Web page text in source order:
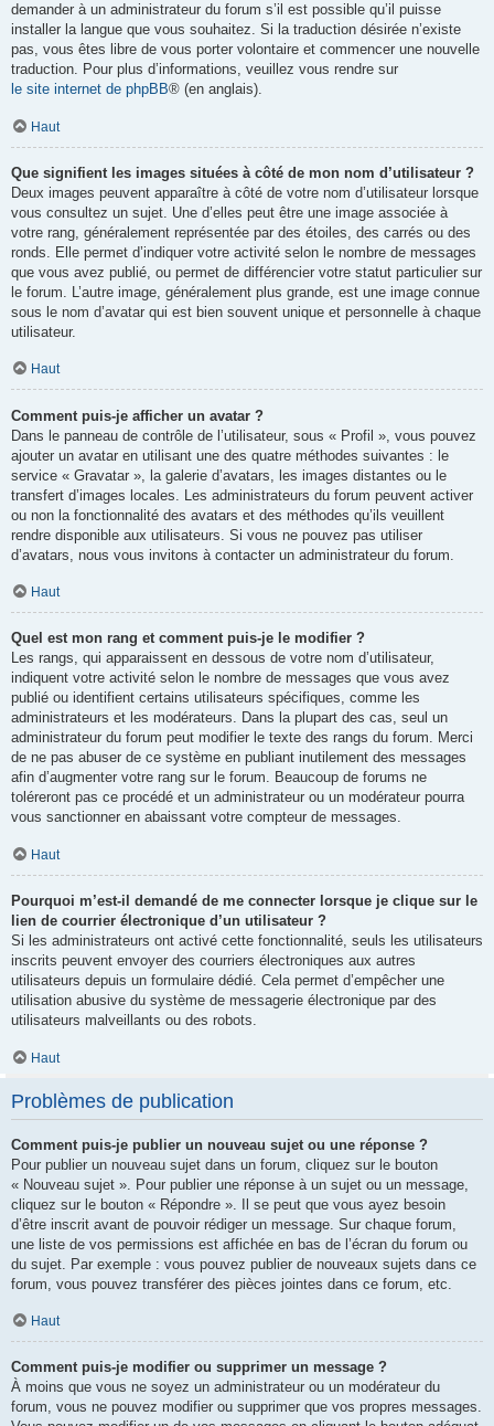
demander à un administrateur du forum s’il est possible qu’il puisse
installer la langue que vous souhaitez. Si la traduction désirée n’existe
pas, vous êtes libre de vous porter volontaire et commencer une nouvelle
traduction. Pour plus d’informations, veuillez vous rendre sur
le site internet de phpBB® (en anglais).
Haut
Que signifient les images situées à côté de mon nom d’utilisateur ?
Deux images peuvent apparaître à côté de votre nom d’utilisateur lorsque
vous consultez un sujet. Une d’elles peut être une image associée à
votre rang, généralement représentée par des étoiles, des carrés ou des
ronds. Elle permet d’indiquer votre activité selon le nombre de messages
que vous avez publié, ou permet de différencier votre statut particulier sur
le forum. L’autre image, généralement plus grande, est une image connue
sous le nom d’avatar qui est bien souvent unique et personnelle à chaque
utilisateur.
Haut
Comment puis-je afficher un avatar ?
Dans le panneau de contrôle de l’utilisateur, sous « Profil », vous pouvez
ajouter un avatar en utilisant une des quatre méthodes suivantes : le
service « Gravatar », la galerie d’avatars, les images distantes ou le
transfert d’images locales. Les administrateurs du forum peuvent activer
ou non la fonctionnalité des avatars et des méthodes qu’ils veuillent
rendre disponible aux utilisateurs. Si vous ne pouvez pas utiliser
d’avatars, nous vous invitons à contacter un administrateur du forum.
Haut
Quel est mon rang et comment puis-je le modifier ?
Les rangs, qui apparaissent en dessous de votre nom d’utilisateur,
indiquent votre activité selon le nombre de messages que vous avez
publié ou identifient certains utilisateurs spécifiques, comme les
administrateurs et les modérateurs. Dans la plupart des cas, seul un
administrateur du forum peut modifier le texte des rangs du forum. Merci
de ne pas abuser de ce système en publiant inutilement des messages
afin d’augmenter votre rang sur le forum. Beaucoup de forums ne
toléreront pas ce procédé et un administrateur ou un modérateur pourra
vous sanctionner en abaissant votre compteur de messages.
Haut
Pourquoi m’est-il demandé de me connecter lorsque je clique sur le
lien de courrier électronique d’un utilisateur ?
Si les administrateurs ont activé cette fonctionnalité, seuls les utilisateurs
inscrits peuvent envoyer des courriers électroniques aux autres
utilisateurs depuis un formulaire dédié. Cela permet d’empêcher une
utilisation abusive du système de messagerie électronique par des
utilisateurs malveillants ou des robots.
Haut
Problèmes de publication
Comment puis-je publier un nouveau sujet ou une réponse ?
Pour publier un nouveau sujet dans un forum, cliquez sur le bouton
« Nouveau sujet ». Pour publier une réponse à un sujet ou un message,
cliquez sur le bouton « Répondre ». Il se peut que vous ayez besoin
d’être inscrit avant de pouvoir rédiger un message. Sur chaque forum,
une liste de vos permissions est affichée en bas de l’écran du forum ou
du sujet. Par exemple : vous pouvez publier de nouveaux sujets dans ce
forum, vous pouvez transférer des pièces jointes dans ce forum, etc.
Haut
Comment puis-je modifier ou supprimer un message ?
À moins que vous ne soyez un administrateur ou un modérateur du
forum, vous ne pouvez modifier ou supprimer que vos propres messages.